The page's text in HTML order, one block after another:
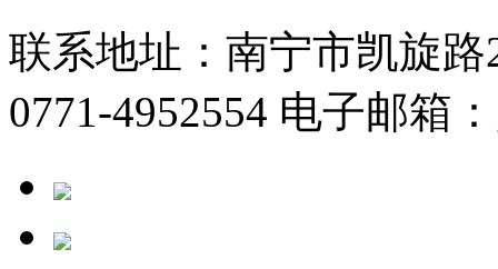
联系地址：南宁市凯旋
0771-4952554 电子邮箱